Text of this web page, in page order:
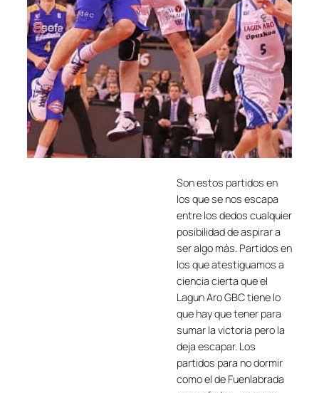
Son estos partidos en
los que se nos escapa
entre los dedos cualquier
posibilidad de aspirar a
ser algo más. Partidos en
los que atestiguamos a
ciencia cierta que el
Lagun Aro GBC tiene lo
que hay que tener para
sumar la victoria pero la
deja escapar. Los
partidos para no dormir
como el de Fuenlabrada